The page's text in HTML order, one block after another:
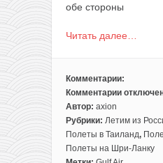
обе стороны
Читать далее…
Комментарии:
Комментарии
к
записи
Gulf
Air:
Автор: axion
Рубрики: Летим из
Полеты в Таиланд,
Полеты на Шри-Ланку